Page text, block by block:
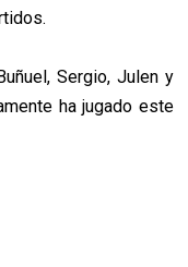
Sergio, Julen y
ha jugado este